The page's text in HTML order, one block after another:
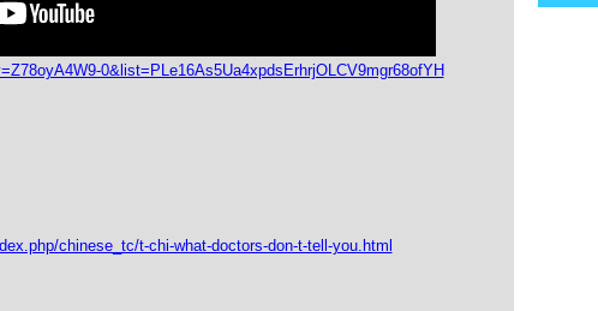
0&list=PLe16As5Ua4xpdsErhrjOLCV9mgr68ofYH
chinese_tc/t-chi-what-doctors-don-t-tell-you.html